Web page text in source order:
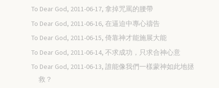
To Dear God, 2011-06-17, 拿掉咒罵的腰帶
To Dear God, 2011-06-16, 在逼迫中專心禱告
To Dear God, 2011-06-15, 倚靠神才能施展大能
To Dear God, 2011-06-14, 不求成功，只求合神心意
To Dear God, 2011-06-13, 誰能像我們一樣蒙神如此地拯
救？